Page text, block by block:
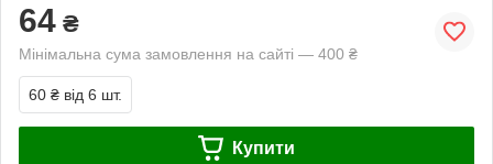
64 ₴
Мінімальна сума замовлення на сайті — 400 ₴
60 ₴ від 6 шт.
Купити